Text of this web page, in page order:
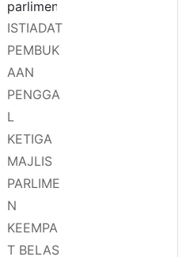
ISTIADAT
PEMBUK
AAN
PENGGA
L
KETIGA
MAJLIS
PARLIME
N
KEEMPA
T BELAS